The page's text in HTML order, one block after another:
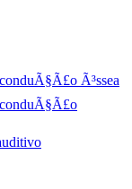
Ã³ssea
conduÃ§Ã£o